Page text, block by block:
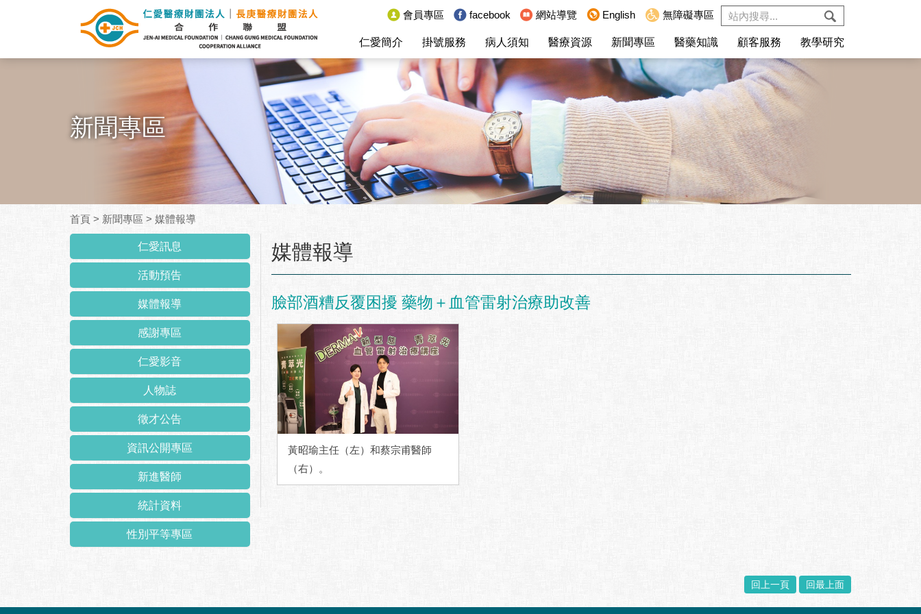
仁愛簡介 掛號服務 病人須知 醫療資源 新聞專區 醫藥知識 顧客服務 教學研究
會員專區 facebook 網站導覽 English 無障礙專區
新聞專區
首頁 > 新聞專區 > 媒體報導
仁愛訊息
活動預告
媒體報導
感謝專區
仁愛影音
人物誌
徵才公告
資訊公開專區
新進醫師
統計資料
性別平等專區
:::
媒體報導
臉部酒糟反覆困擾 藥物＋血管雷射治療助改善
黃昭瑜主任（左）和蔡宗甫醫師
（右）。
回上一頁 回最上面